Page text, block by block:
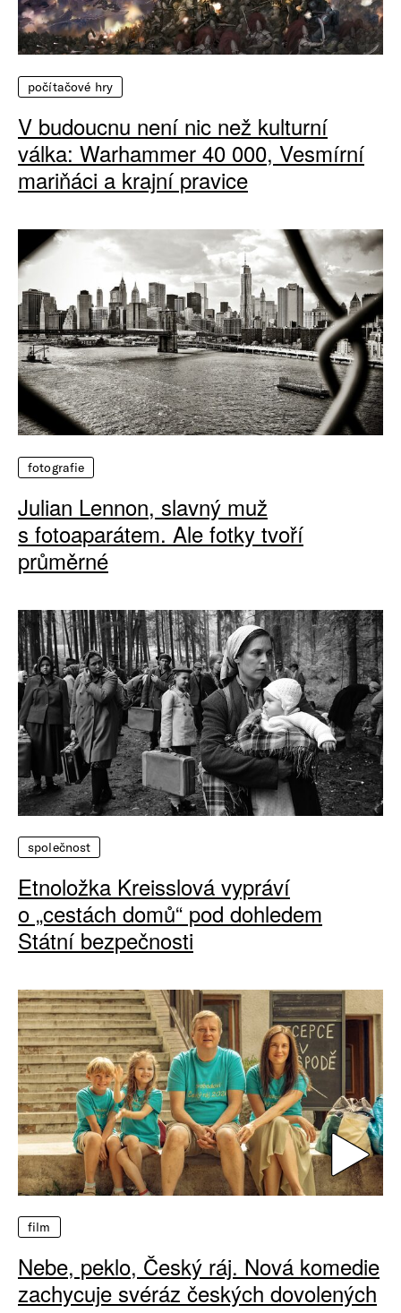
počítačové hry
V budoucnu není nic než kulturní
válka: Warhammer 40 000, Vesmírní
mariňáci a krajní pravice
fotografie
Julian Lennon, slavný muž
s fotoaparátem. Ale fotky tvoří
průměrné
společnost
Etnoložka Kreisslová vypráví
o „cestách domů“ pod dohledem
Státní bezpečnosti
film
Nebe, peklo, Český ráj. Nová komedie
zachycuje svéráz českých dovolených